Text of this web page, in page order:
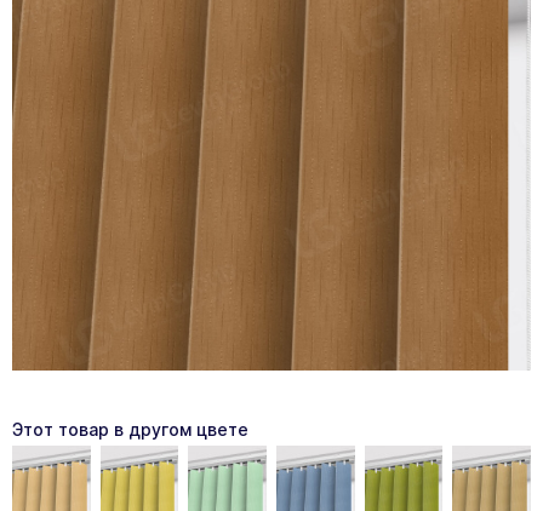
Этот товар в другом цвете